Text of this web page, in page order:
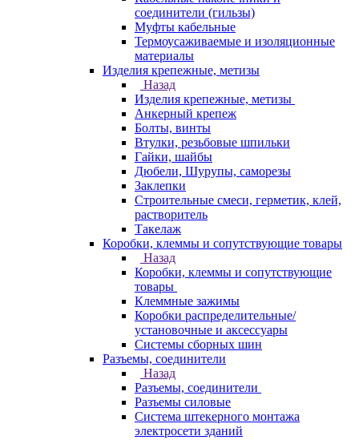
соединители (гильзы)
Муфты кабельные
Термоусаживаемые и изоляционные
материалы
Изделия крепежные, метизы
Назад
Изделия крепежные, метизы
Анкерный крепеж
Болты, винты
Втулки, резьбовые шпильки
Гайки, шайбы
Дюбели, Шурупы, саморезы
Заклепки
Строительные смеси, герметик, клей,
растворитель
Такелаж
Коробки, клеммы и сопутствующие товары
Назад
Коробки, клеммы и сопутствующие
товары
Клеммные зажимы
Коробки распределительные/
установочные и аксессуары
Системы сборных шин
Разъемы, соединители
Назад
Разъемы, соединители
Разъемы силовые
Система штекерного монтажа
электросети зданий